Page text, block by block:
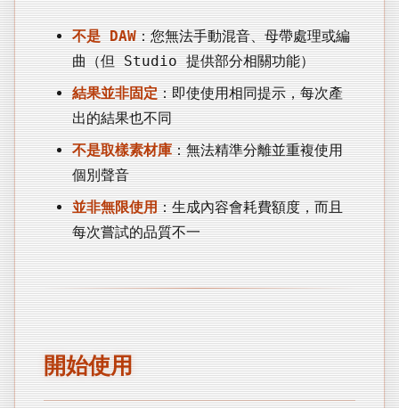
不是 DAW：您無法手動混音、母帶處理或編
曲（但 Studio 提供部分相關功能）
結果並非固定：即使使用相同提示，每次產
出的結果也不同
不是取樣素材庫：無法精準分離並重複使用
個別聲音
並非無限使用：生成內容會耗費額度，而且
每次嘗試的品質不一
開始使用